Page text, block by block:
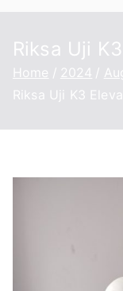
Riksa Uji
Home 2024
Riksa Uji K3